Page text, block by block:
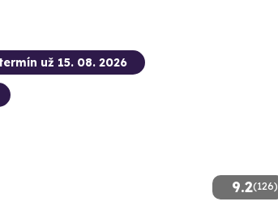
9.2(126)
už 15. 08. 2026